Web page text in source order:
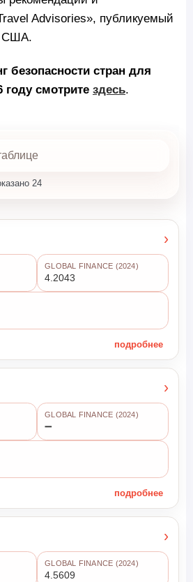
Advisories», публикуемый
США.
безопасности стран для
году смотрите здесь.
24
›
GLOBAL FINANCE (2024)
4.2043
подробнее
›
GLOBAL FINANCE (2024)
➖
подробнее
›
GLOBAL FINANCE (2024)
4.5609